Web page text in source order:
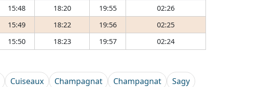
15:48 18:20 19:55
02:26
15:49 18:22 19:56
02:25
15:50 18:23 19:57 02:24
Cuiseaux Champagnat Champagnat
Sagy